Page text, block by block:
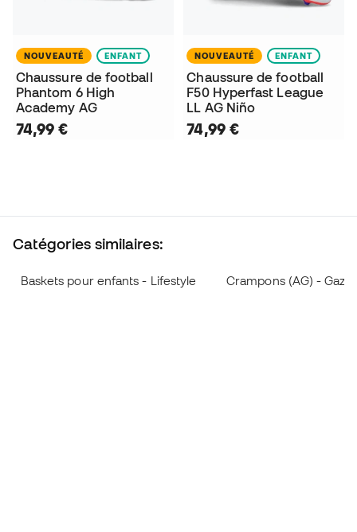
NOUVEAUTÉ ENFANT
Chaussure de football
Phantom 6 High
Academy AG
74,99 €
NOUVEAUTÉ ENFANT
Chaussure de football
F50 Hyperfast League
LL AG Niño
74,99 €
Catégories similaires:
Baskets pour enfants - Lifestyle Crampons (AG) -